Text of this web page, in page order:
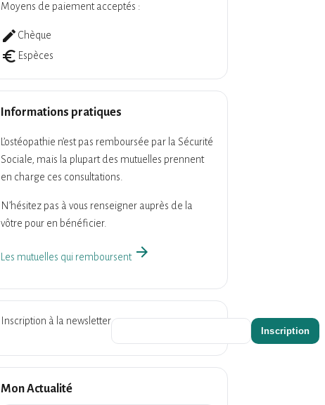
Moyens de paiement acceptés :
create Chèque
euro_symbol Espèces
Informations pratiques
L’ostéopathie n’est pas remboursée par la Sécurité
Sociale, mais la plupart des mutuelles prennent
en charge ces consultations.
N’hésitez pas à vous renseigner auprès de la
vôtre pour en bénéficier.
Les mutuelles qui remboursent arrow_forward
Inscription à la newsletter
Mon Actualité